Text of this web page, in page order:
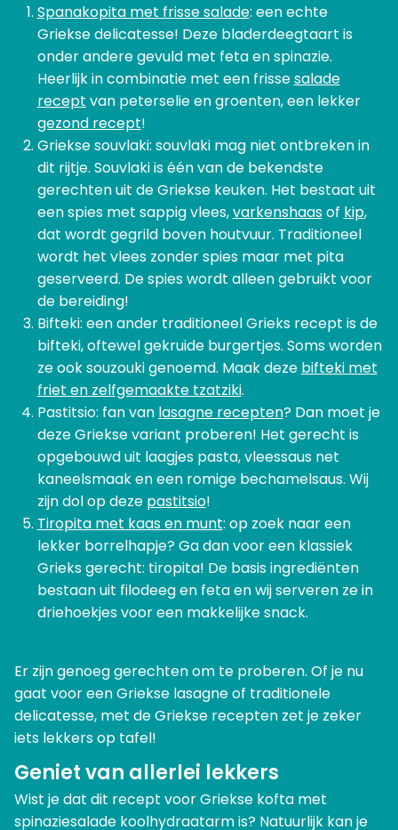
Spanakopita met frisse salade: een echte
Griekse delicatesse! Deze bladerdeegtaart is
onder andere gevuld met feta en spinazie.
Heerlijk in combinatie met een frissesalade
recept van peterselie en groenten, een lekker
gezond recept!
Griekse souvlaki: souvlaki mag niet ontbreken in
dit rijtje. Souvlaki is één van de bekendste
gerechten uit de Griekse keuken. Het bestaat uit
een spies met sappig vlees,varkenshaasof kip,
dat wordt gegrild boven houtvuur. Traditioneel
wordt het vlees zonder spies maar met pita
geserveerd. De spies wordt alleen gebruikt voor
de bereiding!
Bifteki: een ander traditioneel Grieks recept is de
bifteki, oftewel gekruide burgertjes. Soms worden
ze ook souzouki genoemd. Maak deze bifteki met
friet en zelfgemaakte tzatziki.
Pastitsio: fan van lasagne recepten? Dan moet je
deze Griekse variant proberen! Het gerecht is
opgebouwd uit laagjes pasta, vleessaus net
kaneelsmaak en een romige bechamelsaus. Wij
zijn dol op deze pastitsio!
Tiropita met kaas en munt: op zoek naar een
lekker borrelhapje? Ga dan voor een klassiek
Grieks gerecht: tiropita! De basis ingrediënten
bestaan uit filodeeg en feta en wij serveren ze in
driehoekjes voor een makkelijke snack.
Er zijn genoeg gerechten om te proberen. Of je nu
gaat voor een Griekse lasagne of traditionele
delicatesse, met de Griekse recepten zet je zeker
iets lekkers op tafel!
Geniet van allerlei lekkers
Wist je dat dit recept voor Griekse kofta met
spinaziesalade koolhydraatarm is? Natuurlijk kan je